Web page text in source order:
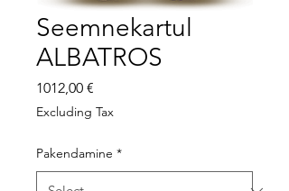
Seemnekartul
ALBATROS
1012,00 €
Excluding Tax
Pakendamine *